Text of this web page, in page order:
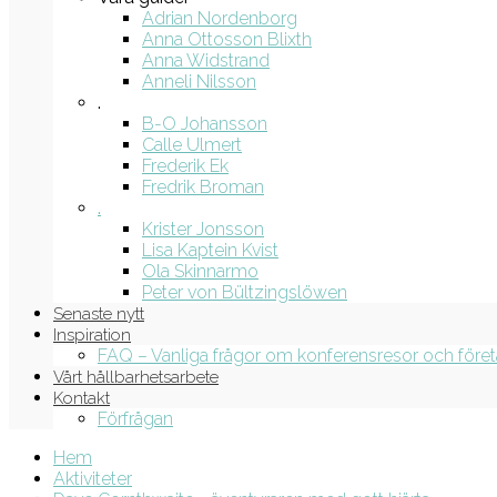
Adrian Nordenborg
Anna Ottosson Blixth
Anna Widstrand
Anneli Nilsson
.
B-O Johansson
Calle Ulmert
Frederik Ek
Fredrik Broman
.
Krister Jonsson
Lisa Kaptein Kvist
Ola Skinnarmo
Peter von Bültzingslöwen
Senaste nytt
Inspiration
FAQ – Vanliga frågor om konferensresor och
Vårt hållbarhetsarbete
Kontakt
Förfrågan
Hem
Aktiviteter